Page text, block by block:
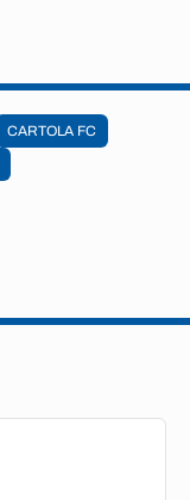
CARTOLA FC